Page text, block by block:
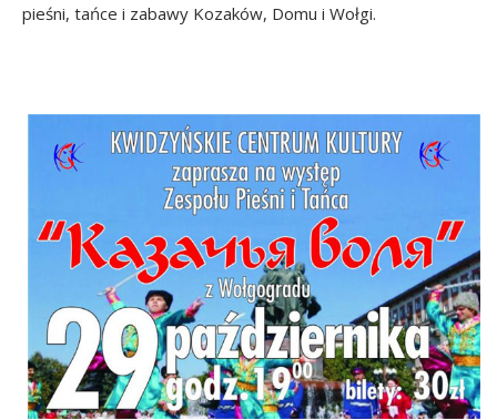
pieśni, tańce i zabawy Kozaków, Domu i Wołgi.